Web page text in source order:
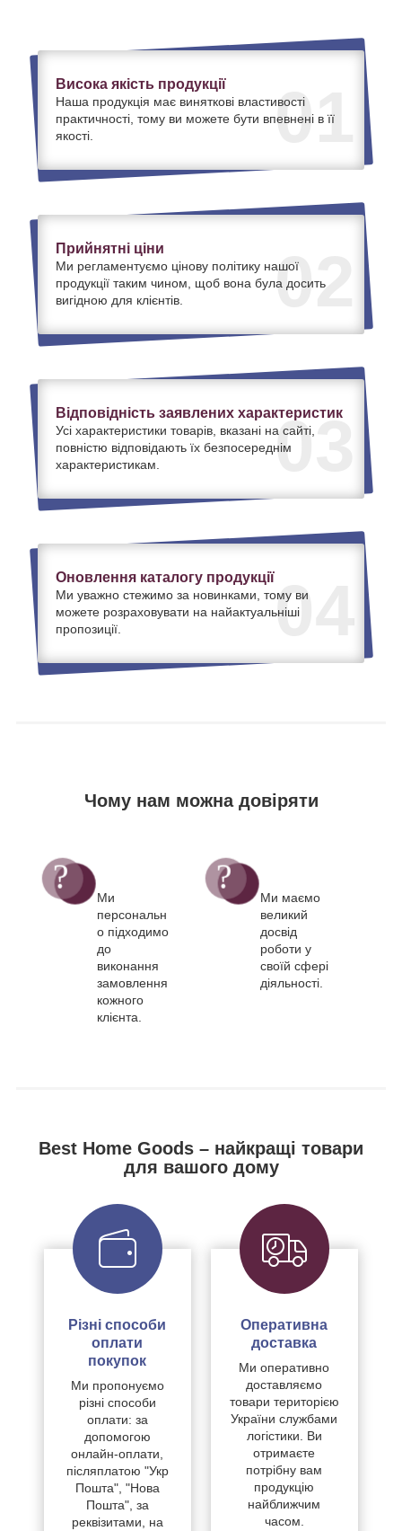
01
Висока якість продукції
Наша продукція має виняткові властивості
практичності, тому ви можете бути впевнені в її
якості.
02
Прийнятні ціни
Ми регламентуємо цінову політику нашої
продукції таким чином, щоб вона була досить
вигідною для клієнтів.
03
Відповідність заявлених характеристик
Усі характеристики товарів, вказані на сайті,
повністю відповідають їх безпосереднім
характеристикам.
04
Оновлення каталогу продукції
Ми уважно стежимо за новинками, тому ви
можете розраховувати на найактуальніші
пропозиції.
Чому нам можна довіряти
Ми
персональн
о підходимо
до
виконання
замовлення
кожного
клієнта.
Ми маємо
великий
досвід
роботи у
своїй сфері
діяльності.
Best Home Goods – найкращі товари
для вашого дому
Різні способи
оплати
покупок
Ми пропонуємо
різні способи
оплати: за
допомогою
онлайн-оплати,
післяплатою "Укр
Пошта", "Нова
Пошта", за
реквізитами, на
Оперативна
доставка
Ми оперативно
доставляємо
товари територією
України службами
логістики. Ви
отримаєте
потрібну вам
продукцію
найближчим
часом.